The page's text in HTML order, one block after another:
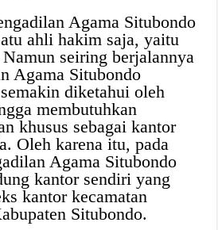
Agama Situbondo
ahli hakim saja, yaitu
seiring berjalannya
Agama Situbondo
diketahui oleh
membutuhkan
khusus sebagai kantor
Oleh karena itu, pada
Agama Situbondo
kantor sendiri yang
kantor kecamatan
Situbondo.